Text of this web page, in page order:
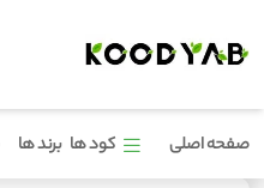
صفحه اصلی کود ها برند ها